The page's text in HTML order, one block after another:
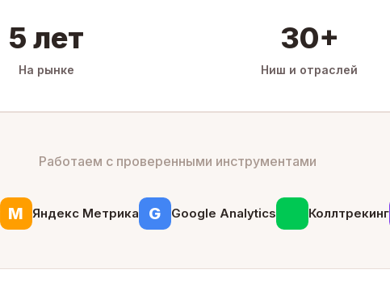
5 лет
На рынке
30+
Ниш и отраслей
Работаем с проверенными инструментами
М Яндекс Метрика G Google Analytics Коллтрекинг